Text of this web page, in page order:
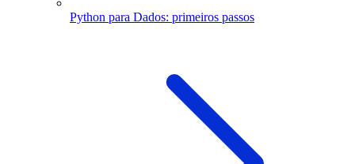
Python para Dados: primeiros passos